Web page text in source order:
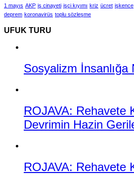
1 mayıs AKP iş cinayeti işçi kıyımı kriz ücret işkence
deprem koronavirüs toplu sözleşme
UFUK TURU
Sosyalizm İnsanlığa
ROJAVA: Rehavete
Devrimin Hazin
ROJAVA: Rehavete